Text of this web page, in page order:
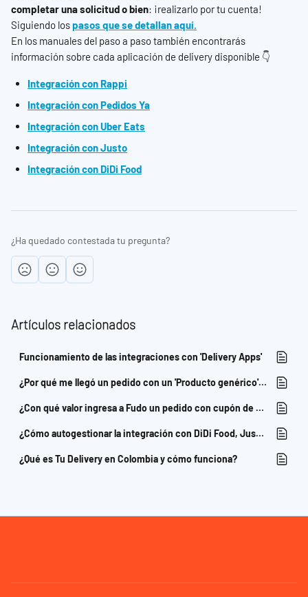
completar una solicitud o bien: ¡realizarlo por tu cuenta!
Siguiendo lospasos que se detallan aquí.
En los manuales del paso a paso también encontrarás
información sobre cada aplicación de delivery disponible 👇
Integración con Rappi
Integración con Pedidos Ya
Integración con Uber Eats
Integración con Justo
Integración con DiDi Food
¿Ha quedado contestada tu pregunta?
Artículos relacionados
Funcionamiento de las integraciones con 'Delivery Apps'
¿Por qué me llegó un pedido con un 'Producto genérico' y un 'Opcional genérico'?
¿Con qué valor ingresa a Fudo un pedido con cupón de descuento?
¿Cómo autogestionar la integración con DiDi Food, Justo y Uber Eats?
¿Qué es Tu Delivery en Colombia y cómo funciona?